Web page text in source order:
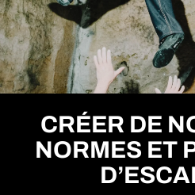
CRÉER DE
NORMES ET